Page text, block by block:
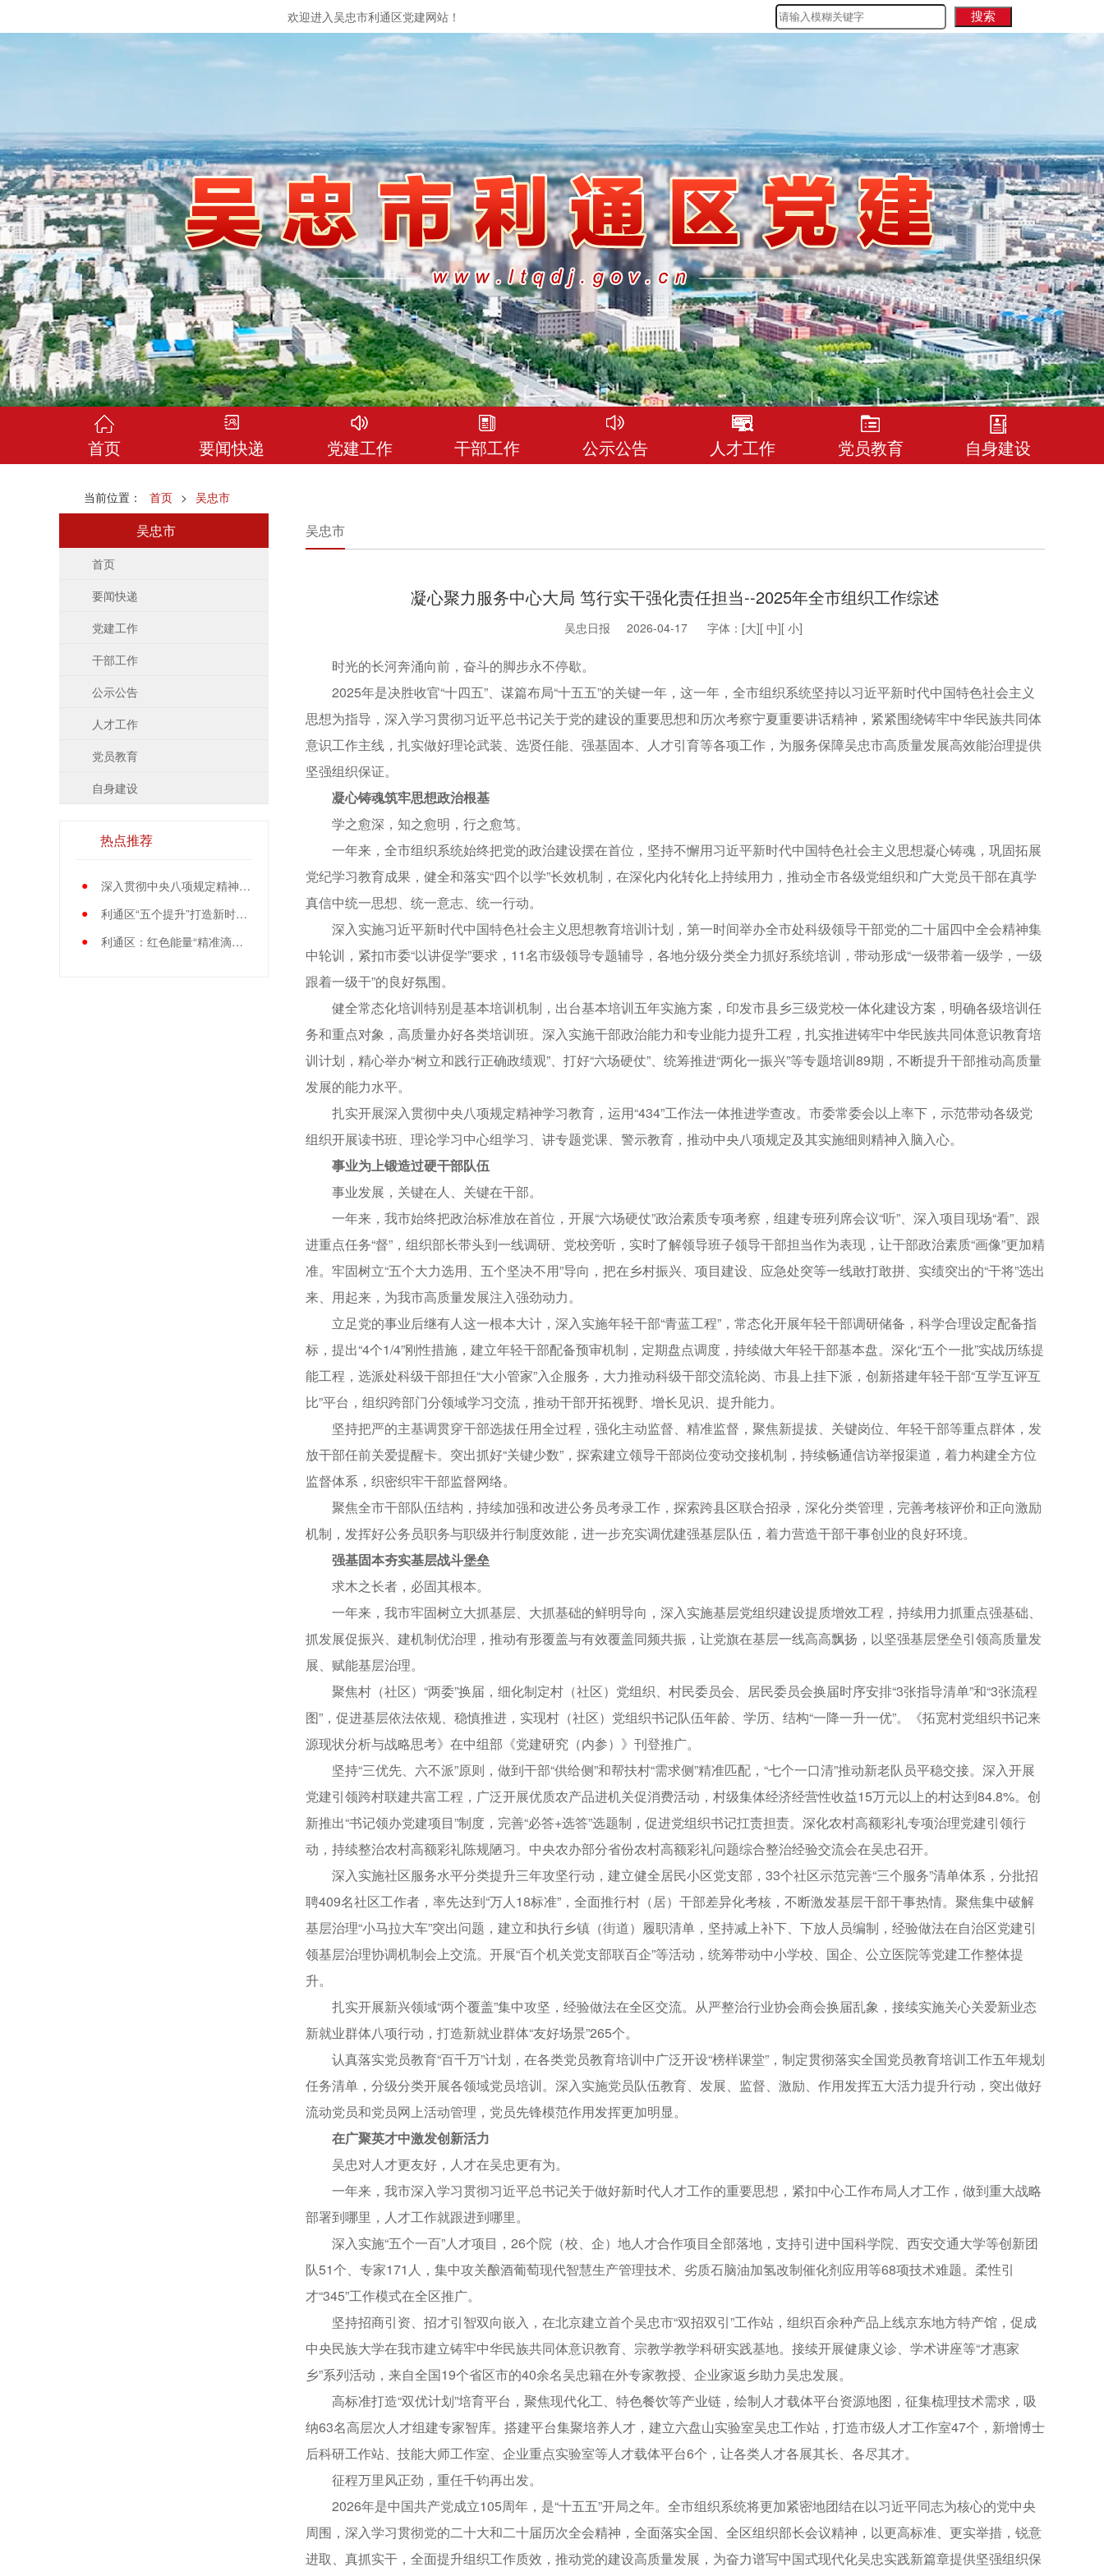
欢迎进入吴忠市利通区党建网站！
首页 要闻快递 党建工作 干部工作 公示公告 人才工作 党员教育 自身建设
当前位置： 首页 > 吴忠市
吴忠市
首页
要闻快递
党建工作
干部工作
公示公告
人才工作
党员教育
自身建设
热点推荐
●
深入贯彻中央八项规定精神学习教育中央指导组暨中央层面工作专班总结会议召开
●
利通区“五个提升”打造新时代党员先锋队伍
●
利通区：红色能量“精准滴灌”基层党员
吴忠市
凝心聚力服务中心大局 笃行实干强化责任担当--2025年全市组织工作综述
吴忠日报 2026-04-17 字体：[大][ 中][ 小]
时光的长河奔涌向前，奋斗的脚步永不停歇。
2025年是决胜收官“十四五”、谋篇布局“十五五”的关键一年，这一年，全市组织系统坚持以习近平新时代中国特色社会主义
思想为指导，深入学习贯彻习近平总书记关于党的建设的重要思想和历次考察宁夏重要讲话精神，紧紧围绕铸牢中华民族共同体
意识工作主线，扎实做好理论武装、选贤任能、强基固本、人才引育等各项工作，为服务保障吴忠市高质量发展高效能治理提供
坚强组织保证。
凝心铸魂筑牢思想政治根基
学之愈深，知之愈明，行之愈笃。
一年来，全市组织系统始终把党的政治建设摆在首位，坚持不懈用习近平新时代中国特色社会主义思想凝心铸魂，巩固拓展
党纪学习教育成果，健全和落实“四个以学”长效机制，在深化内化转化上持续用力，推动全市各级党组织和广大党员干部在真学
真信中统一思想、统一意志、统一行动。
深入实施习近平新时代中国特色社会主义思想教育培训计划，第一时间举办全市处科级领导干部党的二十届四中全会精神集
中轮训，紧扣市委“以讲促学”要求，11名市级领导专题辅导，各地分级分类全力抓好系统培训，带动形成“一级带着一级学，一级
跟着一级干”的良好氛围。
健全常态化培训特别是基本培训机制，出台基本培训五年实施方案，印发市县乡三级党校一体化建设方案，明确各级培训任
务和重点对象，高质量办好各类培训班。深入实施干部政治能力和专业能力提升工程，扎实推进铸牢中华民族共同体意识教育培
训计划，精心举办“树立和践行正确政绩观”、打好“六场硬仗”、统筹推进“两化一振兴”等专题培训89期，不断提升干部推动高质量
发展的能力水平。
扎实开展深入贯彻中央八项规定精神学习教育，运用“434”工作法一体推进学查改。市委常委会以上率下，示范带动各级党
组织开展读书班、理论学习中心组学习、讲专题党课、警示教育，推动中央八项规定及其实施细则精神入脑入心。
事业为上锻造过硬干部队伍
事业发展，关键在人、关键在干部。
一年来，我市始终把政治标准放在首位，开展“六场硬仗”政治素质专项考察，组建专班列席会议“听”、深入项目现场“看”、跟
进重点任务“督”，组织部长带头到一线调研、党校旁听，实时了解领导班子领导干部担当作为表现，让干部政治素质“画像”更加精
准。牢固树立“五个大力选用、五个坚决不用”导向，把在乡村振兴、项目建设、应急处突等一线敢打敢拼、实绩突出的“干将”选出
来、用起来，为我市高质量发展注入强劲动力。
立足党的事业后继有人这一根本大计，深入实施年轻干部“青蓝工程”，常态化开展年轻干部调研储备，科学合理设定配备指
标，提出“4个1/4”刚性措施，建立年轻干部配备预审机制，定期盘点调度，持续做大年轻干部基本盘。深化“五个一批”实战历练提
能工程，选派处科级干部担任“大小管家”入企服务，大力推动科级干部交流轮岗、市县上挂下派，创新搭建年轻干部“互学互评互
比”平台，组织跨部门分领域学习交流，推动干部开拓视野、增长见识、提升能力。
坚持把严的主基调贯穿干部选拔任用全过程，强化主动监督、精准监督，聚焦新提拔、关键岗位、年轻干部等重点群体，发
放干部任前关爱提醒卡。突出抓好“关键少数”，探索建立领导干部岗位变动交接机制，持续畅通信访举报渠道，着力构建全方位
监督体系，织密织牢干部监督网络。
聚焦全市干部队伍结构，持续加强和改进公务员考录工作，探索跨县区联合招录，深化分类管理，完善考核评价和正向激励
机制，发挥好公务员职务与职级并行制度效能，进一步充实调优建强基层队伍，着力营造干部干事创业的良好环境。
强基固本夯实基层战斗堡垒
求木之长者，必固其根本。
一年来，我市牢固树立大抓基层、大抓基础的鲜明导向，深入实施基层党组织建设提质增效工程，持续用力抓重点强基础、
抓发展促振兴、建机制优治理，推动有形覆盖与有效覆盖同频共振，让党旗在基层一线高高飘扬，以坚强基层堡垒引领高质量发
展、赋能基层治理。
聚焦村（社区）“两委”换届，细化制定村（社区）党组织、村民委员会、居民委员会换届时序安排“3张指导清单”和“3张流程
图”，促进基层依法依规、稳慎推进，实现村（社区）党组织书记队伍年龄、学历、结构“一降一升一优”。《拓宽村党组织书记来
源现状分析与战略思考》在中组部《党建研究（内参）》刊登推广。
坚持“三优先、六不派”原则，做到干部“供给侧”和帮扶村“需求侧”精准匹配，“七个一口清”推动新老队员平稳交接。深入开展
党建引领跨村联建共富工程，广泛开展优质农产品进机关促消费活动，村级集体经济经营性收益15万元以上的村达到84.8%。创
新推出“书记领办党建项目”制度，完善“必答+选答”选题制，促进党组织书记扛责担责。深化农村高额彩礼专项治理党建引领行
动，持续整治农村高额彩礼陈规陋习。中央农办部分省份农村高额彩礼问题综合整治经验交流会在吴忠召开。
深入实施社区服务水平分类提升三年攻坚行动，建立健全居民小区党支部，33个社区示范完善“三个服务”清单体系，分批招
聘409名社区工作者，率先达到“万人18标准”，全面推行村（居）干部差异化考核，不断激发基层干部干事热情。聚焦集中破解
基层治理“小马拉大车”突出问题，建立和执行乡镇（街道）履职清单，坚持减上补下、下放人员编制，经验做法在自治区党建引
领基层治理协调机制会上交流。开展“百个机关党支部联百企”等活动，统筹带动中小学校、国企、公立医院等党建工作整体提
升。
扎实开展新兴领域“两个覆盖”集中攻坚，经验做法在全区交流。从严整治行业协会商会换届乱象，接续实施关心关爱新业态
新就业群体八项行动，打造新就业群体“友好场景”265个。
认真落实党员教育“百千万”计划，在各类党员教育培训中广泛开设“榜样课堂”，制定贯彻落实全国党员教育培训工作五年规划
任务清单，分级分类开展各领域党员培训。深入实施党员队伍教育、发展、监督、激励、作用发挥五大活力提升行动，突出做好
流动党员和党员网上活动管理，党员先锋模范作用发挥更加明显。
在广聚英才中激发创新活力
吴忠对人才更友好，人才在吴忠更有为。
一年来，我市深入学习贯彻习近平总书记关于做好新时代人才工作的重要思想，紧扣中心工作布局人才工作，做到重大战略
部署到哪里，人才工作就跟进到哪里。
深入实施“五个一百”人才项目，26个院（校、企）地人才合作项目全部落地，支持引进中国科学院、西安交通大学等创新团
队51个、专家171人，集中攻关酿酒葡萄现代智慧生产管理技术、劣质石脑油加氢改制催化剂应用等68项技术难题。柔性引
才“345”工作模式在全区推广。
坚持招商引资、招才引智双向嵌入，在北京建立首个吴忠市“双招双引”工作站，组织百余种产品上线京东地方特产馆，促成
中央民族大学在我市建立铸牢中华民族共同体意识教育、宗教学教学科研实践基地。接续开展健康义诊、学术讲座等“才惠家
乡”系列活动，来自全国19个省区市的40余名吴忠籍在外专家教授、企业家返乡助力吴忠发展。
高标准打造“双优计划”培育平台，聚焦现代化工、特色餐饮等产业链，绘制人才载体平台资源地图，征集梳理技术需求，吸
纳63名高层次人才组建专家智库。搭建平台集聚培养人才，建立六盘山实验室吴忠工作站，打造市级人才工作室47个，新增博士
后科研工作站、技能大师工作室、企业重点实验室等人才载体平台6个，让各类人才各展其长、各尽其才。
征程万里风正劲，重任千钧再出发。
2026年是中国共产党成立105周年，是“十五五”开局之年。全市组织系统将更加紧密地团结在以习近平同志为核心的党中央
周围，深入学习贯彻党的二十大和二十届历次全会精神，全面落实全国、全区组织部长会议精神，以更高标准、更实举措，锐意
进取、真抓实干，全面提升组织工作质效，推动党的建设高质量发展，为奋力谱写中国式现代化吴忠实践新篇章提供坚强组织保